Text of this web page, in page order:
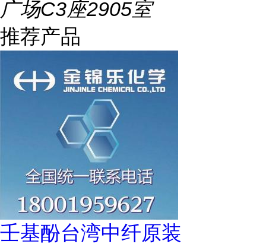
广场C3座2905室
推荐产品
壬基酚台湾中纤原装